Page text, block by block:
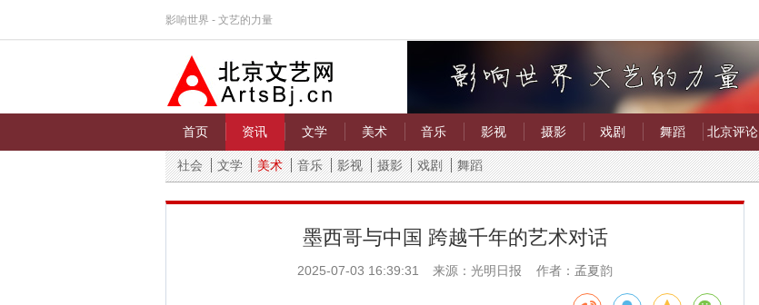
影响世界 - 文艺的力量
首页 资讯 文学 美术 音乐 影视 摄影 戏剧 舞蹈 北京评论
社会
文学 美术 音乐 影视 摄影 戏剧 舞蹈
墨西哥与中国 跨越千年的艺术对话
2025-07-03 16:39:31 来源：光明日报 作者：孟夏韵